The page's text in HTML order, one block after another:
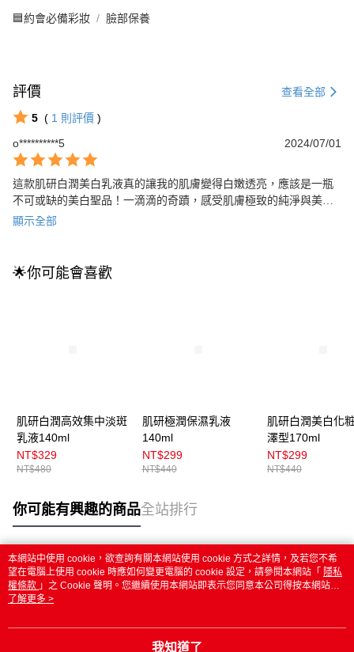
🟦約會必備彩妝 臉部保養
評價 查看全部
5 ( 1 則評價 )
o**********5
2024/07/01
這款肌研白潤美白乳液真的讓我的肌膚變得白嫩透亮，應該是一瓶
不可或缺的美白聖品！一滴滴的奇蹟，感受肌膚極致的純淨與美
麗。
顯示全部
🌟你可能會喜歡
肌研白潤高效集中淡斑
乳液140ml
NT$329
NT$480
肌研極潤保濕乳液
140ml
NT$299
NT$440
肌研白潤美白化
澤型170ml
NT$299
NT$440
你可能有興趣的商品全站排行
熱門標籤
本網站中使用 cookie，欲查詢有關本網站使用 cookie 方式之詳情，及若您不希
望在電腦上使用 cookie 時應如何變更電腦的 cookie 設定，請參閱本網站「 隱私
權條款 」之 Cookie 聲明。您繼續使用本網站即表示您同意本公司得按本網站使
用條款之 Cookie 聲明使用 cookie。
了解更多 >
我知道了